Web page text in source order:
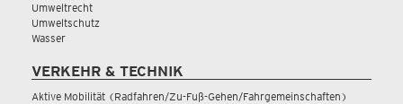
Umweltrecht
Umweltschutz
Wasser
VERKEHR & TECHNIK
Aktive Mobilität (Radfahren/Zu-Fuß-Gehen/Fahrgemeinschaften)